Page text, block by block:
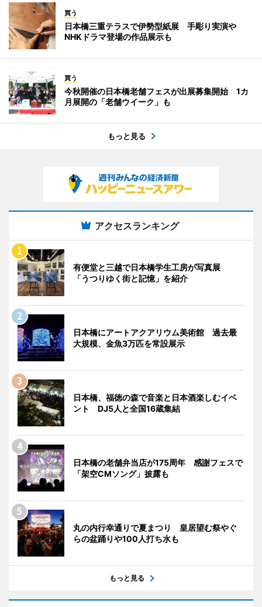
買う
日本橋三重テラスで伊勢型紙展 手彫り実演や
NHKドラマ登場の作品展示も
買う
今秋開催の日本橋老舗フェスが出展募集開始 1カ
月展開の「老舗ウイーク」も
もっと見る
アクセスランキング
有便堂と三越で日本橋学生工房が写真展
「うつりゆく街と記憶」を紹介
日本橋にアートアクアリウム美術館 過去最
大規模、金魚3万匹を常設展示
日本橋、福徳の森で音楽と日本酒楽しむイベ
ント DJ5人と全国16蔵集結
日本橋の老舗弁当店が175周年 感謝フェスで
「架空CMソング」披露も
丸の内行幸通りで夏まつり 皇居望む祭やぐ
らの盆踊りや100人打ち水も
もっと見る